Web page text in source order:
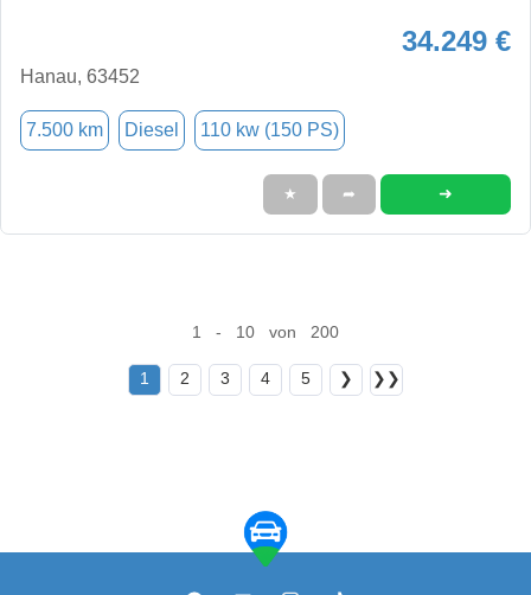
34.249 €
Hanau, 63452
7.500 km Diesel 110 kw (150 PS)
★ ➦ ➜
1 - 10 von 200
1 2 3 4 5 ❯ ❯❯